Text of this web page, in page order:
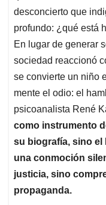
desconcierto que
profundo: ¿qué está
En lugar de generar
sociedad reaccionó
se convierte un niño
mente el odio: el
psicoanalista René
como instrumento
su biografía, sino el
una conmoción
justicia, sino
propaganda.